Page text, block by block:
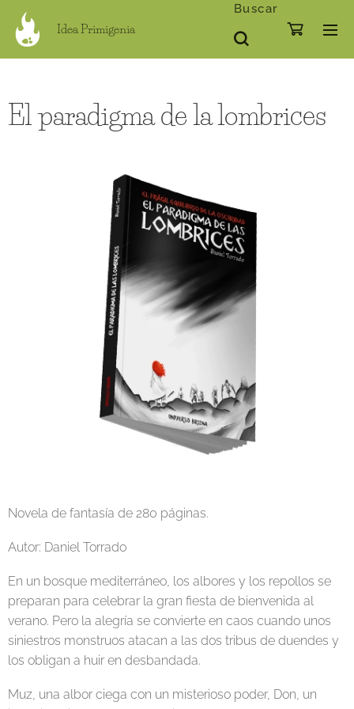
Idea Primigenia
Buscar
El paradigma de la lombrices
Novela de fantasía de 280 páginas.
Autor: Daniel Torrado
En un bosque mediterráneo, los albores y los repollos se
preparan para celebrar la gran fiesta de bienvenida al
verano. Pero la alegría se convierte en caos cuando unos
siniestros monstruos atacan a las dos tribus de duendes y
los obligan a huir en desbandada.
Muz, una albor ciega con un misterioso poder, Don, un